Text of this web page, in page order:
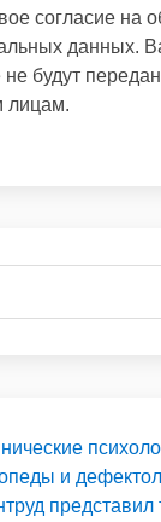
согласие на
данных.
будут
лицам.
и
представил